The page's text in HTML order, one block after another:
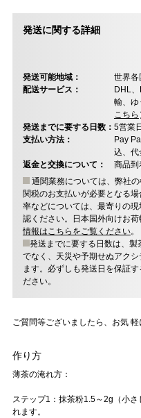
発送に関する詳細
発送可能地域： 世界各
配送サービス：
DHL
輸、ゆ
こちら
発送までに要する日数： 5営業日
支払い方法：
Pay
込、代
返金と交換について：
商品到
通関業務については、弊社
関税のお支払いが必要となる
率などについては、最寄りの
認ください。日本国外向けお荷
情報はこちらをご覧ください。
発送までに要する日数は、
でなく、天災や予期せぬアク
ます。必ずしも発送日を保証
ださい。
ご質問等ございましたら、お気 軽
作り方
薄茶の淹れ方：
ステップ1：抹茶粉1.5～2g（小
れます。